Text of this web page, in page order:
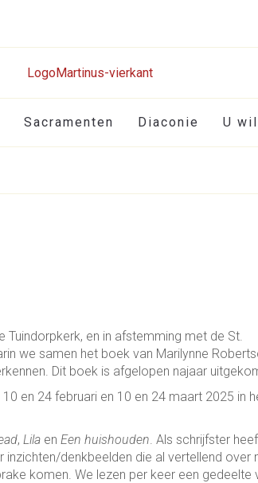
Sacramenten Diaconie U
en in afstemming met de St.
we samen het boek van Marilynne
Dit boek is afgelopen najaar
en 24 februari en 10 en 24 maart 2025 in
, Lila en Een huishouden. Als schrijfster
denkbeelden die al vertellend over
komen. We lezen per keer een gedeelte